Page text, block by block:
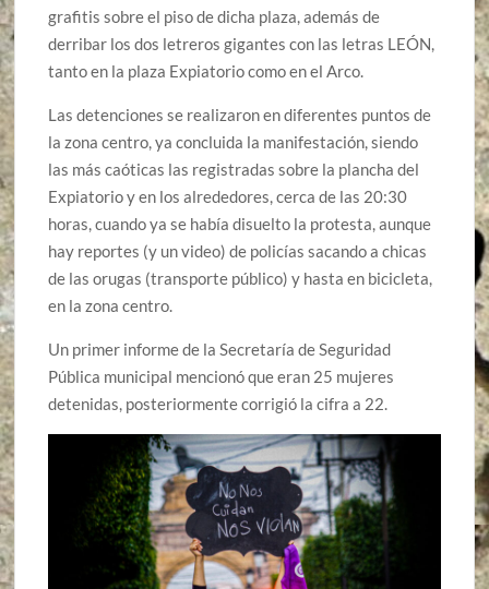
grafitis sobre el piso de dicha plaza, además de
derribar los dos letreros gigantes con las letras LEÓN,
tanto en la plaza Expiatorio como en el Arco.
Las detenciones se realizaron en diferentes puntos de
la zona centro, ya concluida la manifestación, siendo
las más caóticas las registradas sobre la plancha del
Expiatorio y en los alrededores, cerca de las 20:30
horas, cuando ya se había disuelto la protesta, aunque
hay reportes (y un video) de policías sacando a chicas
de las orugas (transporte público) y hasta en bicicleta,
en la zona centro.
Un primer informe de la Secretaría de Seguridad
Pública municipal mencionó que eran 25 mujeres
detenidas, posteriormente corrigió la cifra a 22.